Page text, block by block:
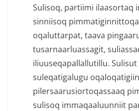
Sulisoq, partiimi ilaasortaq
sinniisoq
oqaluttarpat, taava
tusarnaarluassagit,
iliuuseqapallallutillu.
suleqatigalugu
pilersaarusiortoqassaaq
sulisoq immaqaaluunniit